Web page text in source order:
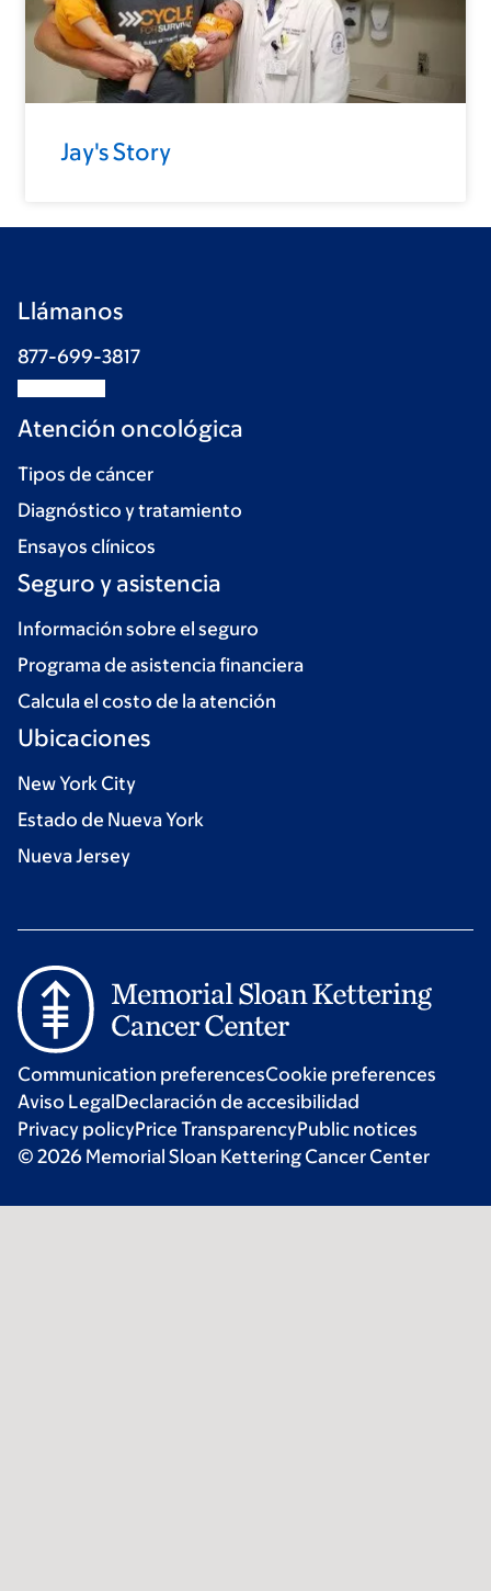
Jay's Story
Llámanos
877-699-3817
Atención oncológica
Tipos de cáncer
Diagnóstico y tratamiento
Ensayos clínicos
Seguro y asistencia
Información sobre el seguro
Programa de asistencia financiera
Calcula el costo de la atención
Ubicaciones
New York City
Estado de Nueva York
Nueva Jersey
Communication preferencesCookie preferences
Aviso LegalDeclaración de accesibilidad
Privacy policyPrice TransparencyPublic notices
© 2026 Memorial Sloan Kettering Cancer Center